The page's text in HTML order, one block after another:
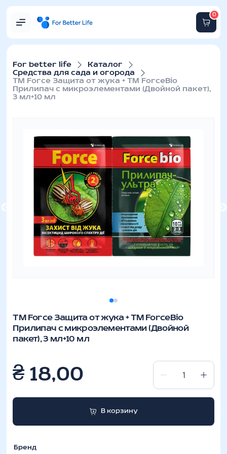
0
For better life
Каталог
Средства для сада и огорода
ТМ Force Защита от жука + ТМ ForceBio
Прилипач с микроэлементами (Двойной пакет),
3 мл+10 мл
ТМ Force Защита от жука + ТМ ForceBio
Прилипач с микроэлементами (Двойной
пакет), 3 мл+10 мл
Бренд
18,00
₴
Force
жука
В корзину